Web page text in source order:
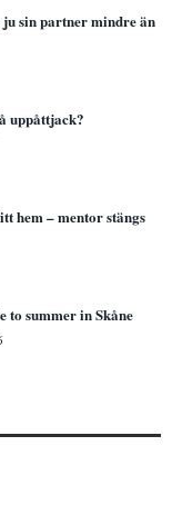
sin partner mindre än
uppåttjack?
hem – mentor stängs
to summer in Skåne